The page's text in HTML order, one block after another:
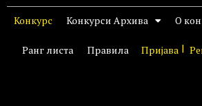
Конкурс Конкурси Архива О
Ранг листа Правила Пријава